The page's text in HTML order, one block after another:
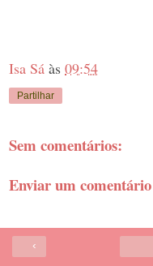
Isa Sá às 09:54
Partilhar
Sem comentários:
Enviar um comentário
‹